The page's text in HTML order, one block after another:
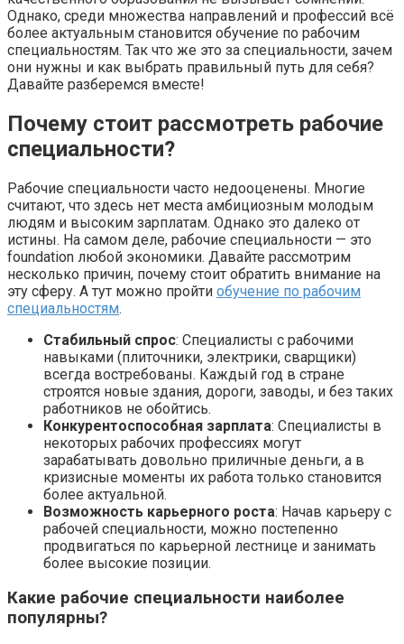
Однако, среди множества направлений и профессий всё
более актуальным становится обучение по рабочим
специальностям. Так что же это за специальности, зачем
они нужны и как выбрать правильный путь для себя?
Давайте разберемся вместе!
Почему стоит рассмотреть рабочие
специальности?
Рабочие специальности часто недооценены. Многие
считают, что здесь нет места амбициозным молодым
людям и высоким зарплатам. Однако это далеко от
истины. На самом деле, рабочие специальности — это
foundation любой экономики. Давайте рассмотрим
несколько причин, почему стоит обратить внимание на
эту сферу. А тут можно пройти обучение по рабочим
специальностям.
Стабильный спрос: Специалисты с рабочими
навыками (плиточники, электрики, сварщики)
всегда востребованы. Каждый год в стране
строятся новые здания, дороги, заводы, и без таких
работников не обойтись.
Конкурентоспособная зарплата: Специалисты в
некоторых рабочих профессиях могут
зарабатывать довольно приличные деньги, а в
кризисные моменты их работа только становится
более актуальной.
Возможность карьерного роста: Начав карьеру с
рабочей специальности, можно постепенно
продвигаться по карьерной лестнице и занимать
более высокие позиции.
Какие рабочие специальности наиболее
популярны?